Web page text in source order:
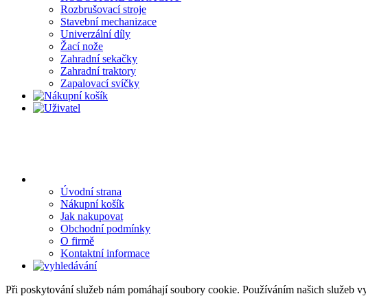
Rozbrušovací stroje
Stavební mechanizace
Univerzální díly
Žací nože
Zahradní sekačky
Zahradní traktory
Zapalovací svíčky
Úvodní strana
Nákupní košík
Jak nakupovat
Obchodní podmínky
O firmě
Kontaktní informace
Při poskytování služeb nám pomáhají soubory cookie. Používáním našich služeb